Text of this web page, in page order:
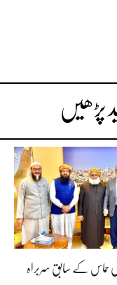
پڑھیں
کی حماس کے سابق سربراہ